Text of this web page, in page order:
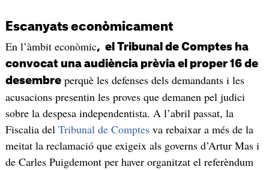
Escanyats econòmicament
En l’àmbit econòmic, el Tribunal de Comptes ha
convocat una audiència prèvia el proper 16 de
desembreperquè les defenses dels demandants i les
acusacions presentin les proves que demanen pel judici
sobre la despesa independentista. A l’abril passat, la
Fiscalia del Tribunal de Comptes va rebaixar a més de la
meitat la reclamació que exigeix als governs d’Artur Mas i
de Carles Puigdemont per haver organitzat el referèndum